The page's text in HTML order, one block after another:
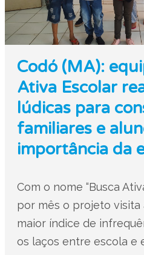
Codó (MA):
Ativa Escolar
lúdicas para
familiares e
importância da
Com o nome “Busca
por mês o projeto visita
maior índice de
os laços entre escola e